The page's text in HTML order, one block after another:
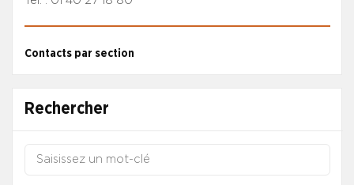
Contacts par section
Rechercher